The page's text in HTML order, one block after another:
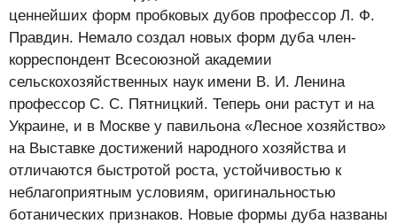
ценнейших форм пробковых дубов профессор Л. Ф.
Правдин. Немало создал новых форм дуба член-
корреспондент Всесоюзной академии
сельскохозяйственных наук имени В. И. Ленина
профессор С. С. Пятницкий. Теперь они растут и на
Украине, и в Москве у павильона «Лесное хозяйство»
на Выставке достижений народного хозяйства и
отличаются быстротой роста, устойчивостью к
неблагоприятным условиям, оригинальностью
ботанических признаков. Новые формы дуба названы